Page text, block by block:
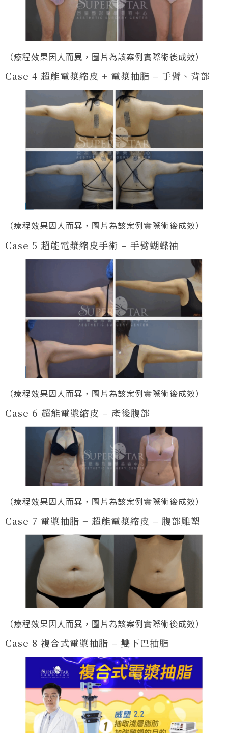
（療程效果因人而異，圖片為該案例實際術後成效）
Case 4 超能電漿縮皮 + 電漿抽脂 – 手臂、背部
（療程效果因人而異，圖片為該案例實際術後成效）
Case 5 超能電漿縮皮手術 – 手臂蝴蝶袖
（療程效果因人而異，圖片為該案例實際術後成效）
Case 6 超能電漿縮皮 – 產後腹部
（療程效果因人而異，圖片為該案例實際術後成效）
Case 7 電漿抽脂 + 超能電漿縮皮 – 腹部雕塑
（療程效果因人而異，圖片為該案例實際術後成效）
Case 8 複合式電漿抽脂 – 雙下巴抽脂